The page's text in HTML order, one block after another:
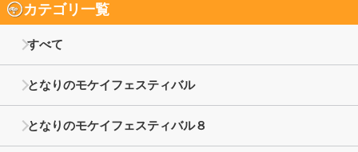
カテゴリ一覧
すべて
となりのモケイフェスティバル
となりのモケイフェスティバル８